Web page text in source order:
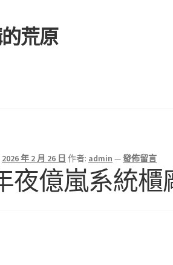
荒原
2026 年 2 月 26 日 作者: admin —發佈留言
夜億嵐系統櫃